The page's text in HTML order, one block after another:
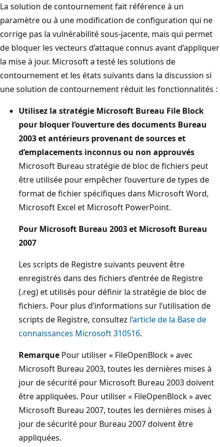
La solution de contournement fait référence à un
paramètre ou à une modification de configuration qui ne
corrige pas la vulnérabilité sous-jacente, mais qui permet
de bloquer les vecteurs d’attaque connus avant d’appliquer
la mise à jour. Microsoft a testé les solutions de
contournement et les états suivants dans la discussion si
une solution de contournement réduit les fonctionnalités :
Utilisez la stratégie Microsoft Bureau File Block
pour bloquer l’ouverture des documents Bureau
2003 et antérieurs provenant de sources et
d’emplacements inconnus ou non approuvés
Microsoft Bureau stratégie de bloc de fichiers peut
être utilisée pour empêcher l’ouverture de types de
format de fichier spécifiques dans Microsoft Word,
Microsoft Excel et Microsoft PowerPoint.
Pour Microsoft Bureau 2003 et Microsoft Bureau
2007
Les scripts de Registre suivants peuvent être
enregistrés dans des fichiers d’entrée de Registre
(.reg) et utilisés pour définir la stratégie de bloc de
fichiers. Pour plus d’informations sur l’utilisation de
scripts de Registre, consultez l’article de la Base de
connaissances Microsoft 310516.
Remarque Pour utiliser « FileOpenBlock » avec
Microsoft Bureau 2003, toutes les dernières mises à
jour de sécurité pour Microsoft Bureau 2003 doivent
être appliquées. Pour utiliser « FileOpenBlock » avec
Microsoft Bureau 2007, toutes les dernières mises à
jour de sécurité pour Bureau 2007 doivent être
appliquées.